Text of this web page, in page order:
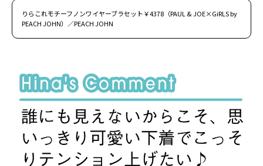
りらこれモチーフノンワイヤーブラセット￥4378（PAUL & JOE×GiRLS by
PEACH JOHN）／PEACH JOHN